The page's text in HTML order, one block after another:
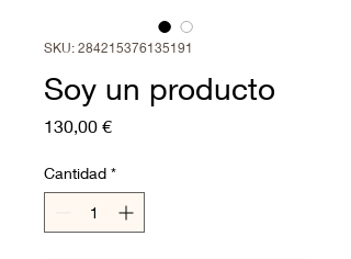
SKU: 284215376135191
Soy un producto
130,00 €Precio
Cantidad *